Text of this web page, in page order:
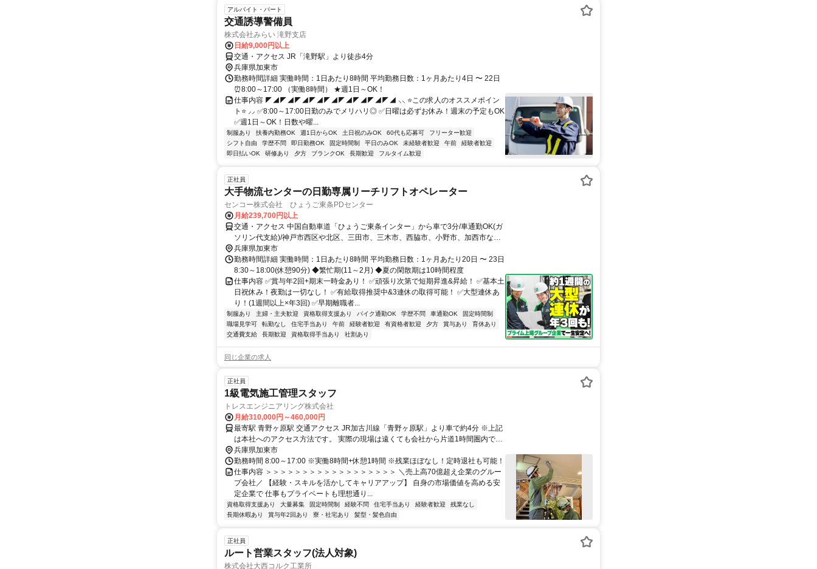
アルバイト・パート
交通誘導警備員
株式会社みらい 滝野支店
日給9,000円以上
交通・アクセス JR「滝野駅」より徒歩4分
兵庫県加東市
勤務時間詳細 実働時間：1日あたり8時間 平均勤務日数：1ヶ月あたり4日 〜 22日
⏰8:00～17:00 （実働8時間） ★週1日～OK！
仕事内容 ◤◢◤◢◤◢◤◢◤◢◤◢◤◢◤◢◤◢ ⸜⸜ ⭐この求人のオススメポイン
ト⭐ ⸝⸝ ✅8:00～17:00日勤のみでメリハリ◎ ✅日曜は必ずお休み！週末の予定もOK
✅週1日～OK！日数や曜...
制服あり 扶養内勤務OK 週1日からOK 土日祝のみOK 60代も応募可
フリーター歓迎
シフト自由
学歴不問 即日勤務OK 固定時間制 平日のみOK 未経験者歓迎 午前
経験者歓迎
即日払いOK
研修あり 夕方 ブランクOK 長期歓迎 フルタイム歓迎
正社員
大手物流センターの日勤専属リーチリフトオペレーター
センコー株式会社 ひょうご東条PDセンター
月給239,700円以上
交通・アクセス 中国自動車道「ひょうご東条インター」から車で3分/車通勤OK(ガ
ソリン代支給)/神戸市西区や北区、三田市、三木市、西脇市、小野市、加西市など
から通われている方がおります
兵庫県加東市
勤務時間詳細 実働時間：1日あたり8時間 平均勤務日数：1ヶ月あたり20日 〜 23日
8:30～18:00(休憩90分) ◆繁忙期(11～2月) ◆夏の閑散期は10時間程度
仕事内容 ✅賞与年2回+期末一時金あり！ ✅頑張り次第で短期昇進&昇給！ ✅基本土
日祝休み！夜勤は一切なし！ ✅有給取得推奨中&3連休の取得可能！ ✅大型連休あ
り！(1週間以上×年3回) ✅早期離職者...
制服あり 主婦・主夫歓迎 資格取得支援あり バイク通勤OK 学歴不問 車通勤OK
固定時間制
職場見学可
転勤なし 住宅手当あり 午前 経験者歓迎 有資格者歓迎 夕方 賞与あり
育休あり
交通費支給
長期歓迎 資格取得手当あり 社割あり
同じ企業の求人
正社員
1級電気施工管理スタッフ
トレスエンジニアリング株式会社
月給310,000円～460,000円
最寄駅 青野ヶ原駅 交通アクセス JR加古川線「青野ヶ原駅」より車で約4分 ※上記
は本社へのアクセス方法です。 実際の現場は遠くても会社から片道1時間圏内で
兵庫県加東市
勤務時間 8:00～17:00 ※実働8時間+休憩1時間 ※残業ほぼなし！定時退社も可能！
仕事内容 ＞＞＞＞＞＞＞＞＞＞＞＞＞＞＞＞＞＞ ＼売上高70億超え企業のグルー
プ会社／ 【経験・スキルを活かしてキャリアアップ】 自身の市場価値を高める安
定企業で 仕事もプライベートも理想通り...
資格取得支援あり 大量募集 固定時間制 経験不問 住宅手当あり 経験者歓迎
残業なし
長期休暇あり
賞与年2回あり 寮・社宅あり 髪型・髪色自由
正社員
ルート営業スタッフ(法人対象)
株式会社大西コルク工業所